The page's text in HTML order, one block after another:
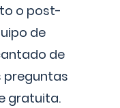
o post-
de
de
preguntas
gratuita.